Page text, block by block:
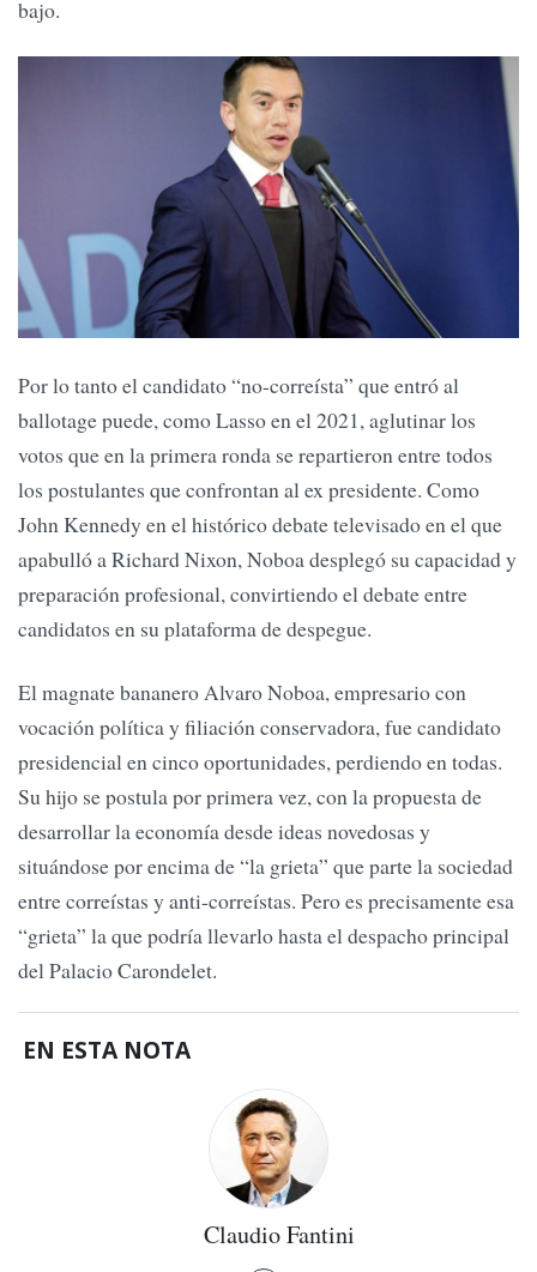
bajo.
Por lo tanto el candidato “no-correísta” que entró al
ballotage puede, como Lasso en el 2021, aglutinar los
votos que en la primera ronda se repartieron entre todos
los postulantes que confrontan al ex presidente. Como
John Kennedy en el histórico debate televisado en el que
apabulló a Richard Nixon, Noboa desplegó su capacidad y
preparación profesional, convirtiendo el debate entre
candidatos en su plataforma de despegue.
El magnate bananero Alvaro Noboa, empresario con
vocación política y filiación conservadora, fue candidato
presidencial en cinco oportunidades, perdiendo en todas.
Su hijo se postula por primera vez, con la propuesta de
desarrollar la economía desde ideas novedosas y
situándose por encima de “la grieta” que parte la sociedad
entre correístas y anti-correístas. Pero es precisamente esa
“grieta” la que podría llevarlo hasta el despacho principal
del Palacio Carondelet.
EN ESTA NOTA
Claudio Fantini